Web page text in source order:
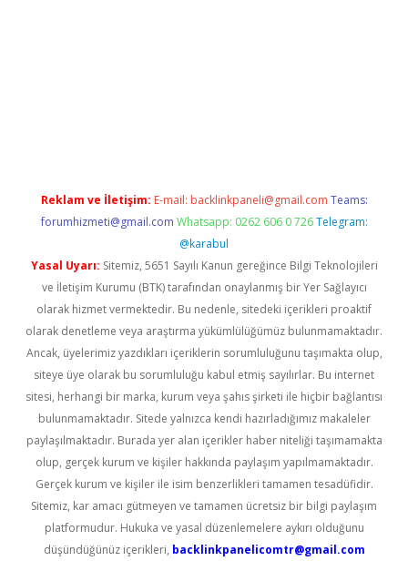
Reklam ve İletişim: E-mail: backlinkpaneli@gmail.com Teams:
forumhizmeti@gmail.com Whatsapp: 0262 606 0 726 Telegram:
@karabul
Yasal Uyarı: Sitemiz, 5651 Sayılı Kanun gereğince Bilgi Teknolojileri
ve İletişim Kurumu (BTK) tarafından onaylanmış bir Yer Sağlayıcı
olarak hizmet vermektedir. Bu nedenle, sitedeki içerikleri proaktif
olarak denetleme veya araştırma yükümlülüğümüz bulunmamaktadır.
Ancak, üyelerimiz yazdıkları içeriklerin sorumluluğunu taşımakta olup,
siteye üye olarak bu sorumluluğu kabul etmiş sayılırlar. Bu internet
sitesi, herhangi bir marka, kurum veya şahıs şirketi ile hiçbir bağlantısı
bulunmamaktadır. Sitede yalnızca kendi hazırladığımız makaleler
paylaşılmaktadır. Burada yer alan içerikler haber niteliği taşımamakta
olup, gerçek kurum ve kişiler hakkında paylaşım yapılmamaktadır.
Gerçek kurum ve kişiler ile isim benzerlikleri tamamen tesadüfidir.
Sitemiz, kar amacı gütmeyen ve tamamen ücretsiz bir bilgi paylaşım
platformudur. Hukuka ve yasal düzenlemelere aykırı olduğunu
düşündüğünüz içerikleri, backlinkpanelicomtr@gmail.com